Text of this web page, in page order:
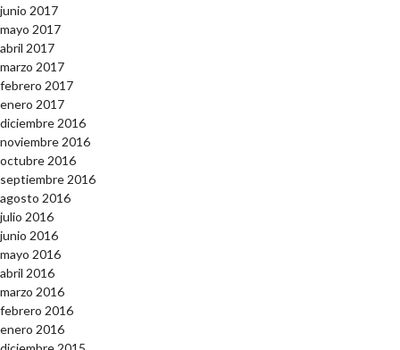
junio 2017
mayo 2017
abril 2017
marzo 2017
febrero 2017
enero 2017
diciembre 2016
noviembre 2016
octubre 2016
septiembre 2016
agosto 2016
julio 2016
junio 2016
mayo 2016
abril 2016
marzo 2016
febrero 2016
enero 2016